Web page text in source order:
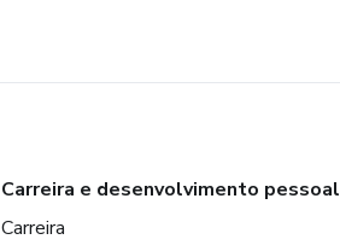
Carreira e desenvolvimento pessoal
Carreira